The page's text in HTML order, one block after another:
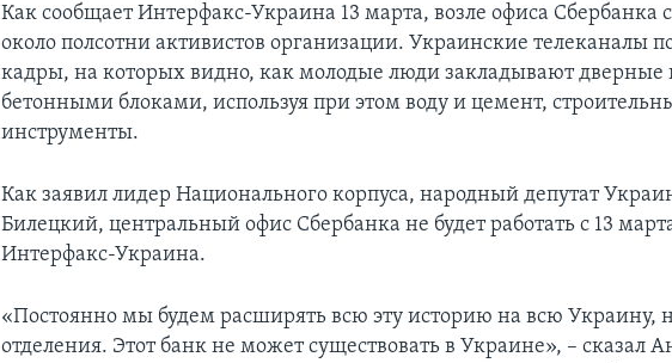
Как сообщает Интерфакс-Украина 13 марта, возле офиса Сбербанка
около полсотни активистов организации. Украинские телеканалы
кадры, на которых видно, как молодые люди закладывают
бетонными блоками, используя при этом воду и цемент,
инструменты.
Как заявил лидер Национального корпуса, народный депутат
Билецкий, центральный офис Сбербанка не будет работать с 13
Интерфакс-Украина.
«Постоянно мы будем расширять всю эту историю на всю Украину,
отделения. Этот банк не может существовать в Украине», – сказал